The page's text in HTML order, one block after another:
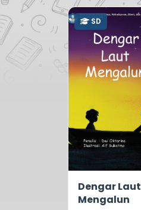
SD
Dengar Laut
Mengalun